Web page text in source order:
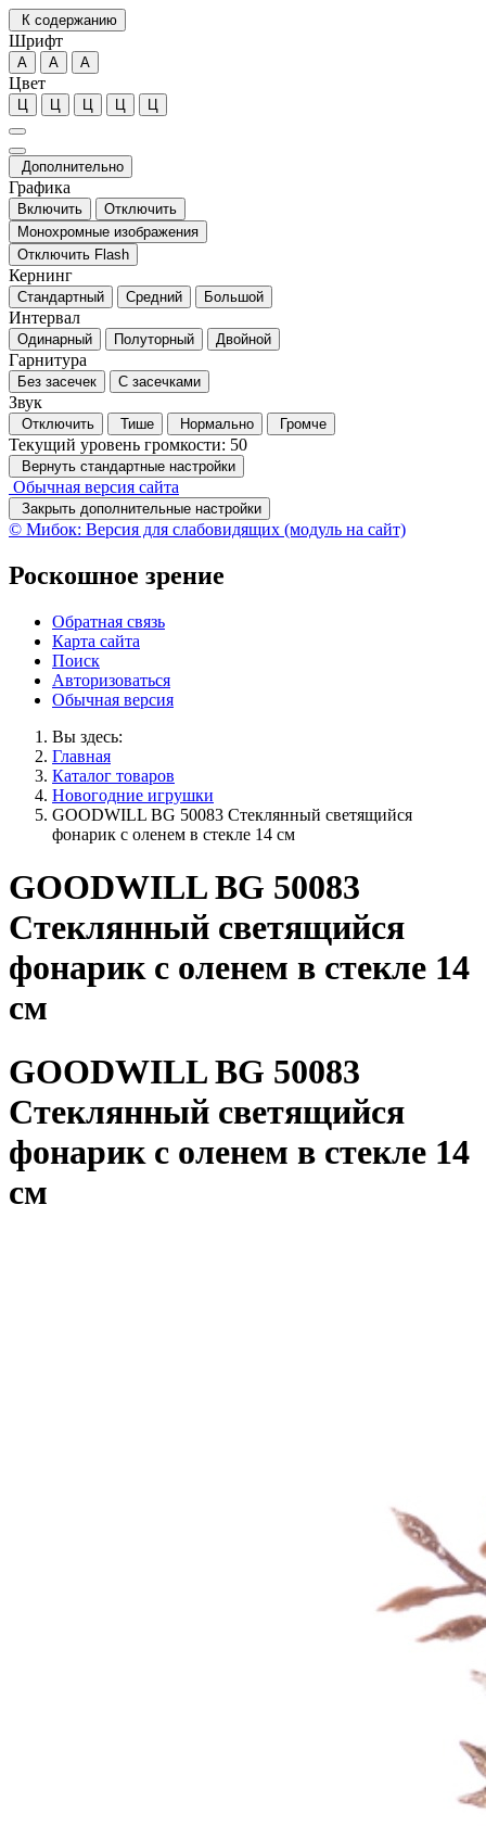
К содержанию
Шрифт
А А А
Цвет
Ц Ц Ц Ц Ц
Дополнительно
Графика
Включить
Отключить
Монохромные изображения
Отключить Flash
Кернинг
Стандартный Средний Большой
Интервал
Одинарный Полуторный Двойной
Гарнитура
Без засечек С засечками
Звук
Отключить Тише Нормально Громче
Текущий уровень громкости: 50
Вернуть стандартные настройки
Обычная версия сайта
Закрыть дополнительные настройки
© Мибок: Версия для слабовидящих (модуль на сайт)
Роскошное зрение
Обратная связь
Карта сайта
Поиск
Авторизоваться
Обычная версия
Вы здесь:
Главная
Каталог товаров
Новогодние игрушки
GOODWILL BG 50083 Стеклянный светящийся
фонарик с оленем в стекле 14 см
GOODWILL BG 50083
Стеклянный светящийся
фонарик с оленем в стекле 14
см
GOODWILL BG 50083
Стеклянный светящийся
фонарик с оленем в стекле 14
см